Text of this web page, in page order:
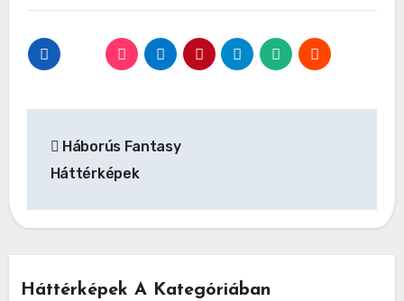
navigáció
Háborús Fantasy
Háttérképek
Háttérképek A Kategóriában